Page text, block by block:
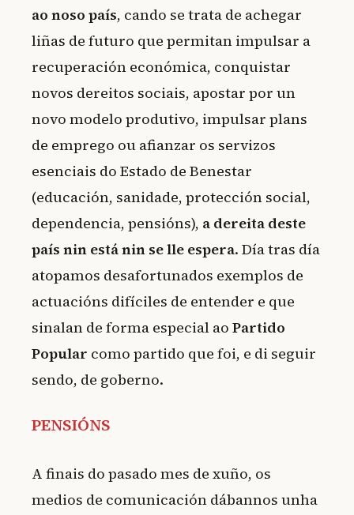
ao noso país, cando se trata de achegar
liñas de futuro que permitan impulsar a
recuperación económica, conquistar
novos dereitos sociais, apostar por un
novo modelo produtivo, impulsar plans
de emprego ou afianzar os servizos
esenciais do Estado de Benestar
(educación, sanidade, protección social,
dependencia, pensións), a dereita deste
país nin está nin se lle espera. Día tras día
atopamos desafortunados exemplos de
actuacións difíciles de entender e que
sinalan de forma especial ao Partido
Popular como partido que foi, e di seguir
sendo, de goberno.
PENSIÓNS
A finais do pasado mes de xuño, os
medios de comunicación dábannos unha